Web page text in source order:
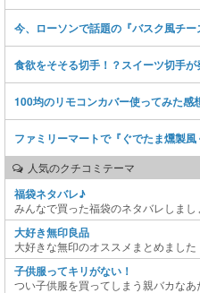
今、ローソンで話題の『バスク風チー
食欲をそそる切手！？スイーツ切手が
100均のリモコンカバー使ってみた感
ファミリーマートで『ぐでたま燻製
人気のクチコミテーマ
福袋ネタバレ♪
みんなで買った福袋のネタバレしまし
大好き無印良品
大好きな無印のオススメまとめました
子供服ってキリがない！
つい子供服を買ってしまう親バカな